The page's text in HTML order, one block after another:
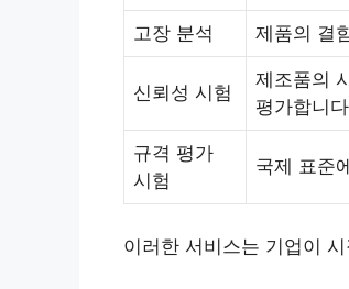
고장 분석 제품의 결
신뢰성 시험
제조품의
평가합니
규격 평가
시험
국제 표준
이러한 서비스는 기업이